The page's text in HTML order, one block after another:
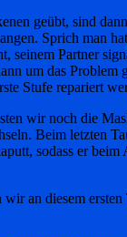
geübt, sind
Sprich man
seinem Partner
um das Problem
Stufe repariert
wir noch die
Beim letzten
sodass er
an diesem